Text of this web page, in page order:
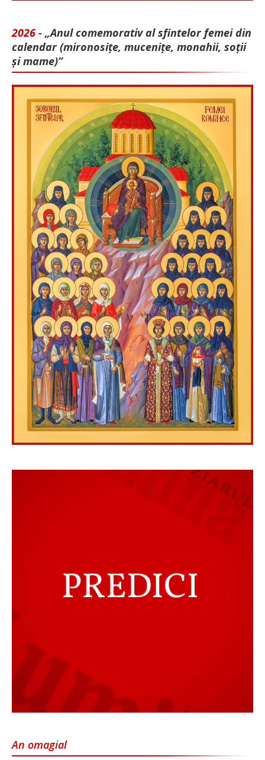
2026 - „Anul comemorativ al sfintelor femei din
calendar (mironosițe, mu­cenițe, monahii, soții
și mame)”
An omagial